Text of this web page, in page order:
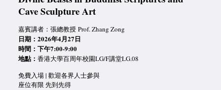
Cave Sculpture Art
嘉賓講者：張總教授 Prof. Zhang Zong
日期：2026年4月27日
時間：下午7:00-9:00
地點： 香港大學百周年校園LG/F講堂LG.08
免費入場 | 歡迎各界人士參與
座位有限 先到先得